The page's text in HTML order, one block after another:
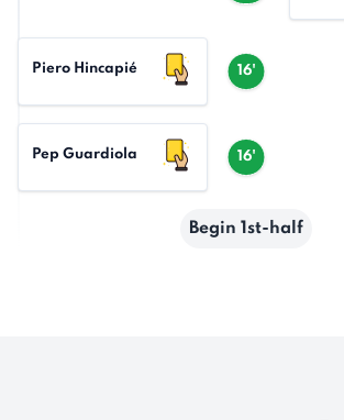
16'
Piero Hincapié
16'
Pep Guardiola
Begin 1st-half